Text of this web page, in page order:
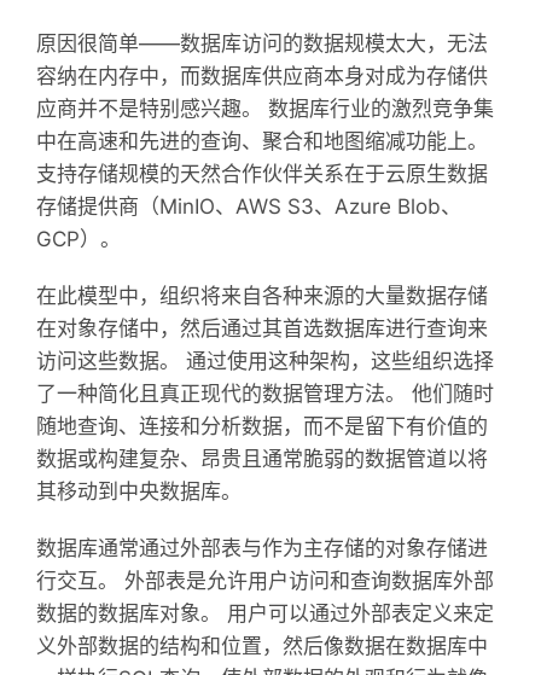
原因很简单——数据库访问的数据规模太大，无法
容纳在内存中，而数据库供应商本身对成为存储供
应商并不是特别感兴趣。 数据库行业的激烈竞争集
中在高速和先进的查询、聚合和地图缩减功能上。
支持存储规模的天然合作伙伴关系在于云原生数据
存储提供商（MinIO、AWS S3、Azure Blob、
GCP）。
在此模型中，组织将来自各种来源的大量数据存储
在对象存储中，然后通过其首选数据库进行查询来
访问这些数据。 通过使用这种架构，这些组织选择
了一种简化且真正现代的数据管理方法。 他们随时
随地查询、连接和分析数据，而不是留下有价值的
数据或构建复杂、昂贵且通常脆弱的数据管道以将
其移动到中央数据库。
数据库通常通过外部表与作为主存储的对象存储进
行交互。 外部表是允许用户访问和查询数据库外部
数据的数据库对象。 用户可以通过外部表定义来定
义外部数据的结构和位置，然后像数据在数据库中